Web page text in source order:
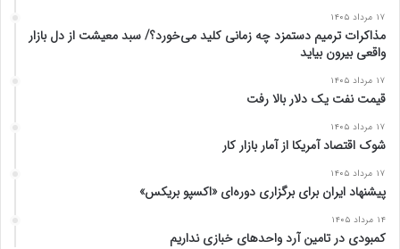
۱۷ مرداد ۱۴۰۵
مذاکرات ترمیم دستمزد چه زمانی کلید می‌خورد؟/ سبد معیشت از دل بازار
واقعی بیرون بیاید
۱۷ مرداد ۱۴۰۵
قیمت نفت یک دلار بالا رفت
۱۷ مرداد ۱۴۰۵
شوک اقتصاد آمریکا از آمار بازار کار
۱۷ مرداد ۱۴۰۵
پیشنهاد ایران برای برگزاری دوره‌ای «اکسپو بریکس»
۱۴ مرداد ۱۴۰۵
کمبودی در تامین آرد واحد‌های خبازی نداریم